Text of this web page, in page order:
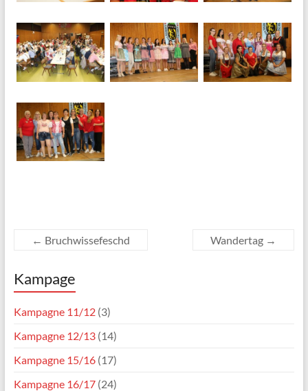
← Bruchwissefeschd Wandertag →
Kampage
Kampagne 11/12(3)
Kampagne 12/13(14)
Kampagne 15/16(17)
Kampagne 16/17(24)